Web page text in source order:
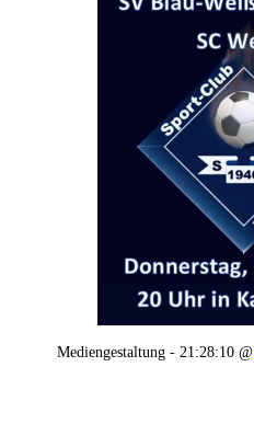
Mediengestaltung - 21:28:10 @